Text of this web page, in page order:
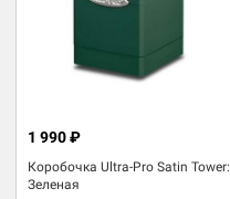
Коробочка Ultra-Pro Satin Tower:
Зеленая
1 990 ₽